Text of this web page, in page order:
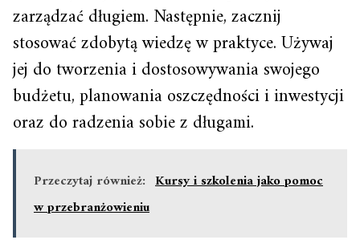
zarządzać długiem. Następnie, zacznij
stosować zdobytą wiedzę w praktyce. Używaj
jej do tworzenia i dostosowywania swojego
budżetu, planowania oszczędności i inwestycji
oraz do radzenia sobie z długami.
Przeczytaj również: Kursy i szkolenia jako pomoc
w przebranżowieniu